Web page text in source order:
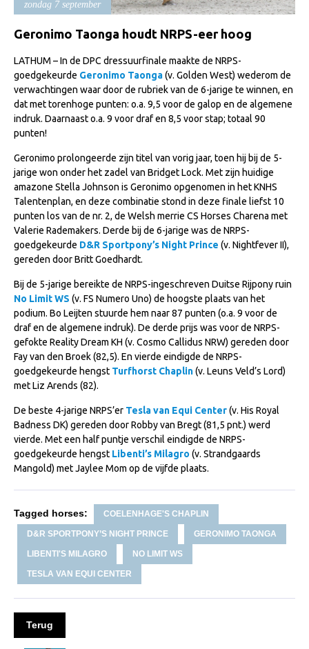
Import registratie
Veulenregistratie
I&R Registratie
Informatie overschrijven paspoort
Formulier overschrijven op naam
Gids voor Goede Praktijken
Marktplaats
Tarievenlijst
Veel gestelde vragen
Webshop
NRPS Select Sale
NRPS Keuringen
Hengstenkeuring
Regionale Keuringen
Nationale Keuring
Late Veulenkeuring
ABOP
Sport
Wereldkampioenschap Jonge Paarden
Dutch Pony Championship
Evenementen
Arabian Horse Events
Arabissimo
Veulens en merries
zondag 7 september
Geronimo Taonga houdt NRPS-eer hoog
LATHUM – In de DPC dressuurfinale maakte de NRPS-
goedgekeurde Geronimo Taonga(v. Golden West) wederom de
verwachtingen waar door de rubriek van de 6-jarige te winnen, en
dat met torenhoge punten: o.a. 9,5 voor de galop en de algemene
indruk. Daarnaast o.a. 9 voor draf en 8,5 voor stap; totaal 90
punten!
Geronimo prolongeerde zijn titel van vorig jaar, toen hij bij de 5-
jarige won onder het zadel van Bridget Lock. Met zijn huidige
amazone Stella Johnson is Geronimo opgenomen in het KNHS
Talentenplan, en deze combinatie stond in deze finale liefst 10
punten los van de nr. 2, de Welsh merrie CS Horses Charena met
Valerie Rademakers. Derde bij de 6-jarige was de NRPS-
goedgekeurde D&R Sportpony’s Night Prince (v. Nightfever II),
gereden door Britt Goedhardt.
Bij de 5-jarige bereikte de NRPS-ingeschreven Duitse Rijpony ruin
No Limit WS (v. FS Numero Uno) de hoogste plaats van het
podium. Bo Leijten stuurde hem naar 87 punten (o.a. 9 voor de
draf en de algemene indruk). De derde prijs was voor de NRPS-
gefokte Reality Dream KH (v. Cosmo Callidus NRW) gereden door
Fay van den Broek (82,5). En vierde eindigde de NRPS-
goedgekeurde hengst Turfhorst Chaplin(v. Leuns Veld’s Lord)
met Liz Arends (82).
De beste 4-jarige NRPS’er Tesla van Equi Center(v. His Royal
Badness DK) gereden door Robby van Bregt (81,5 pnt.) werd
vierde. Met een half puntje verschil eindigde de NRPS-
goedgekeurde hengst Libenti’s Milagro (v. Strandgaards
Mangold) met Jaylee Mom op de vijfde plaats.
Tagged horses: COELENHAGE'S CHAPLIN
D&R SPORTPONY’S NIGHT PRINCE GERONIMO TAONGA
LIBENTI'S MILAGRO NO LIMIT WS
TESLA VAN EQUI CENTER
Terug